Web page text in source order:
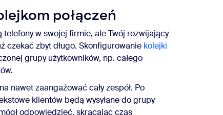
połączeń
telefony w swojej firmie, ale Twój rozwijający
czekać zbyt długo. Skonfigurowanie kolejki
grupy użytkowników, np. całego
nawet zaangażować cały zespół. Po
klientów będą wysyłane do grupy
odpowiedzieć, skracając czas